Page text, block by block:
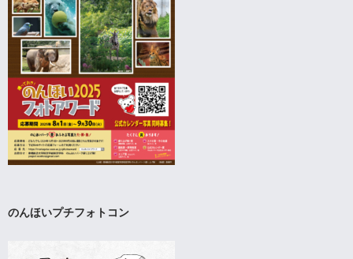
のんほいプチフォトコン